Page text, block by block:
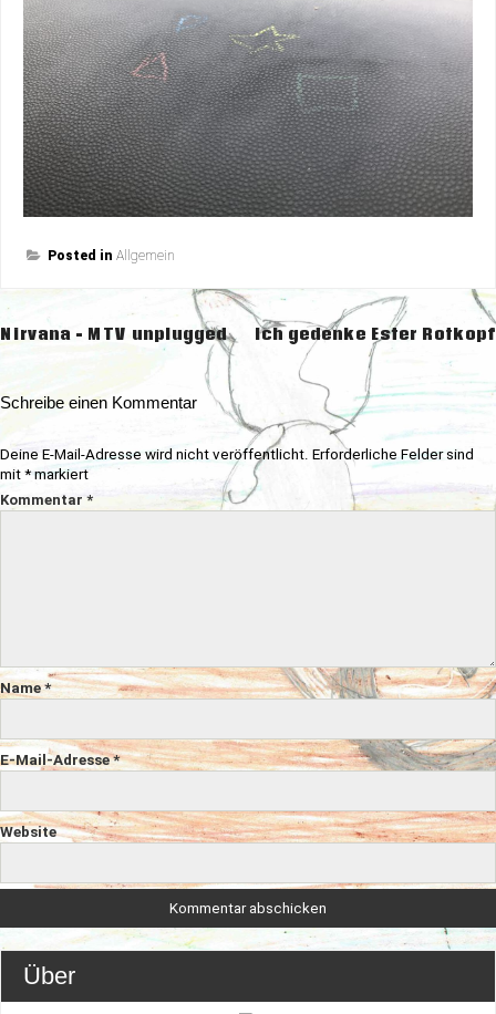
Posted in Allgemein
Beitragsnavigation
Nirvana – MTV unplugged Ich gedenke Ester Rotkopf
Schreibe einen Kommentar
Deine E-Mail-Adresse wird nicht veröffentlicht. Erforderliche Felder sind
mit *markiert
Kommentar *
Name*
E-Mail-Adresse*
Website
Über